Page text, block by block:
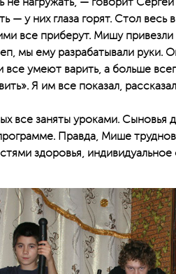
— у них глаза горят. Стол
все приберут. Мишу
мы ему разрабатывали руки.
все умеют варить, а больше
Я им все показал,
все заняты уроками. Сыновья
Правда, Мише
здоровья,